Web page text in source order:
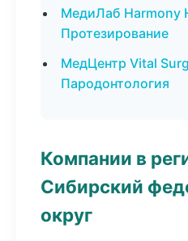
МедиЛаб Harmony
Протезирование
МедЦентр Vital
Пародонтология
Компании в
Сибирский
округ